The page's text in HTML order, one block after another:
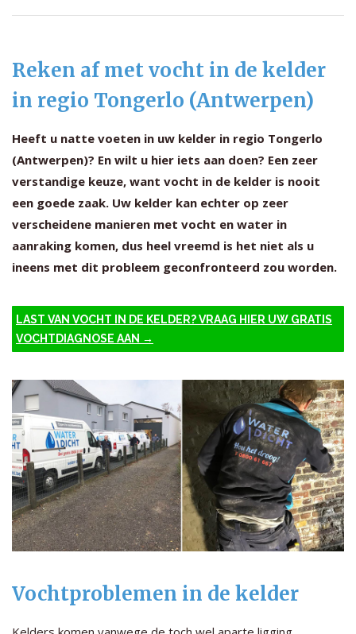
Reken af met vocht in de kelder
in regio Tongerlo (Antwerpen)
Heeft u natte voeten in uw kelder in regio Tongerlo
(Antwerpen)? En wilt u hier iets aan doen? Een zeer
verstandige keuze, want vocht in de kelder is nooit
een goede zaak. Uw kelder kan echter op zeer
verscheidene manieren met vocht en water in
aanraking komen, dus heel vreemd is het niet als u
ineens met dit probleem geconfronteerd zou worden.
LAST VAN VOCHT IN DE KELDER? VRAAG HIER UW GRATIS
VOCHTDIAGNOSE AAN →
Vochtproblemen in de kelder